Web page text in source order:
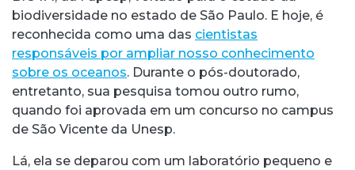
biodiversidade no estado de São Paulo. E hoje, é
reconhecida como uma das cientistas
responsáveis por ampliar nosso conhecimento
sobre os oceanos. Durante o pós-doutorado,
entretanto, sua pesquisa tomou outro rumo,
quando foi aprovada em um concurso no campus
de São Vicente da Unesp.
Lá, ela se deparou com um laboratório pequeno e